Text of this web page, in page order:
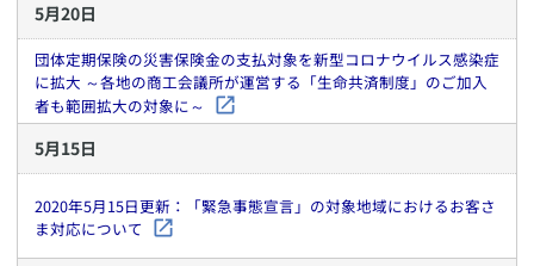
5月20日
団体定期保険の災害保険金の支払対象を新型コロナウイルス感染症
に拡大 ～各地の商工会議所が運営する「生命共済制度」のご加入
者も範囲拡大の対象に～
5月15日
2020年5月15日更新：「緊急事態宣言」の対象地域におけるお客さ
ま対応について